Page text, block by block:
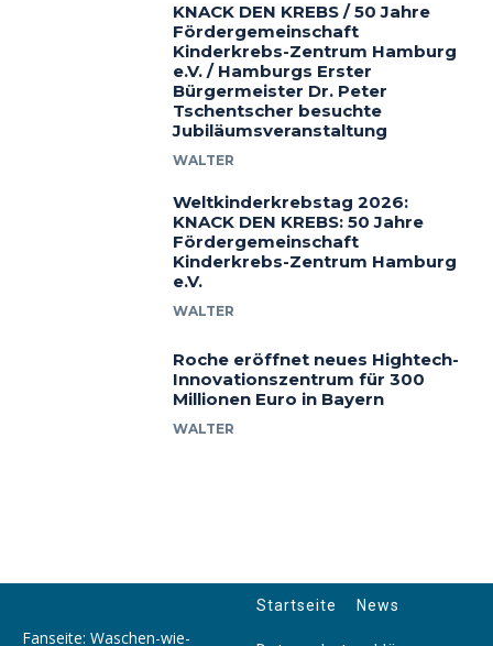
KNACK DEN KREBS / 50 Jahre
Fördergemeinschaft
Kinderkrebs-Zentrum Hamburg
e.V. / Hamburgs Erster
Bürgermeister Dr. Peter
Tschentscher besuchte
Jubiläumsveranstaltung
WALTER
Weltkinderkrebstag 2026:
KNACK DEN KREBS: 50 Jahre
Fördergemeinschaft
Kinderkrebs-Zentrum Hamburg
e.V.
WALTER
Roche eröffnet neues Hightech-
Innovationszentrum für 300
Millionen Euro in Bayern
WALTER
Fanseite: Waschen-wie-
Startseite News